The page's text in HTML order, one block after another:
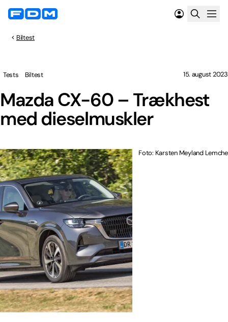
Biltest
Mazda CX-60 – Trækhest
med dieselmuskler
Tests Biltest 15. august 2023
Foto: Karsten Meyland Lemche